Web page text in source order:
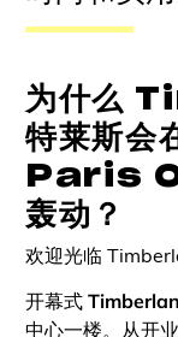
为什么
特莱斯
Paris
轰动？
欢迎光临
开幕式
中心一楼。从开